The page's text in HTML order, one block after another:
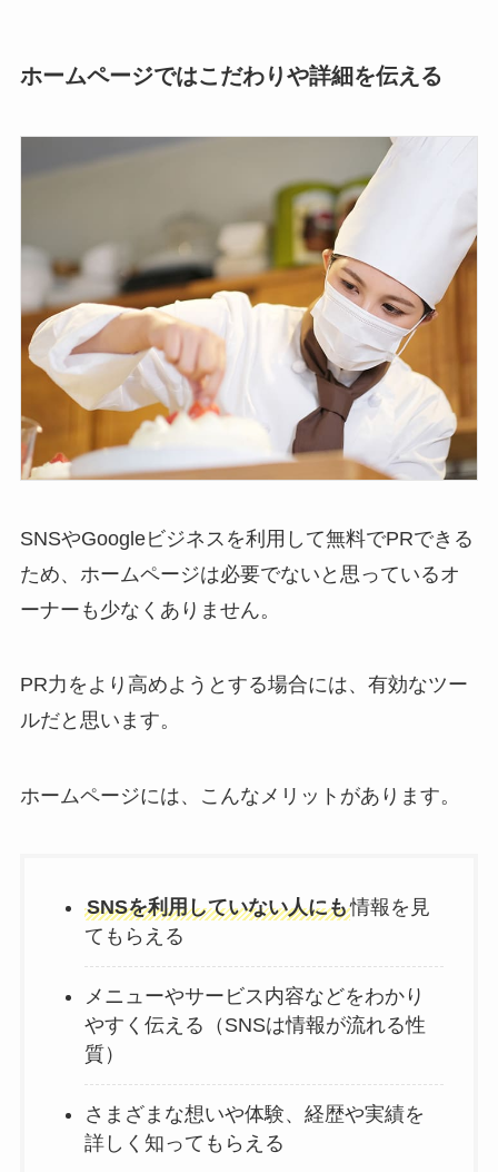
ホームページではこだわりや詳細を伝える
SNSやGoogleビジネスを利用して無料でPRできる
ため、ホームページは必要でないと思っているオ
ーナーも少なくありません。
PR力をより高めようとする場合には、有効なツー
ルだと思います。
ホームページには、こんなメリットがあります。
SNSを利用していない人にも情報を見
てもらえる
メニューやサービス内容などをわかり
やすく伝える（SNSは情報が流れる性
質）
さまざまな想いや体験、経歴や実績を
詳しく知ってもらえる